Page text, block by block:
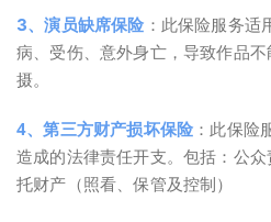
3、演员缺席保险 ： 此保险服务适
病、受伤、意外身亡，导致作品不
摄。
4、第三方财产损坏保险 ：此保险
造成的法律责任开支。包括：公
托财产（照看、保管及控制）